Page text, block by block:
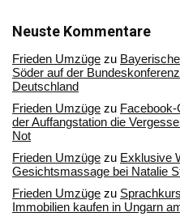
Archiv
Neuste Kommentare
Frieden Umzüge zu
Söder auf der
Deutschland
Frieden Umzüge zu Facebook-
der Auffangstation die
Not
Frieden Umzüge zu Exklusive
Gesichtsmassage bei Natalie
Frieden Umzüge zu
Immobilien kaufen in Ungarn